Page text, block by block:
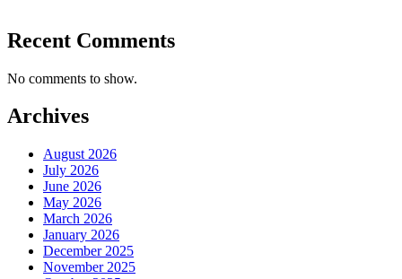
Recent Comments
No comments to show.
Archives
August 2026
July 2026
June 2026
May 2026
March 2026
January 2026
December 2025
November 2025